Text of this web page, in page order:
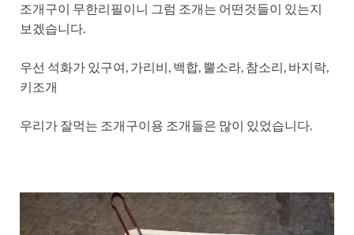
조개구이 무한리필이니 그럼 조개는 어떤것들이 있는지
보겠습니다.
우선 석화가 있구여, 가리비, 백합, 뿔소라, 참소리, 바지락,
키조개
우리가 잘먹는 조개구이용 조개들은 많이 있었습니다.